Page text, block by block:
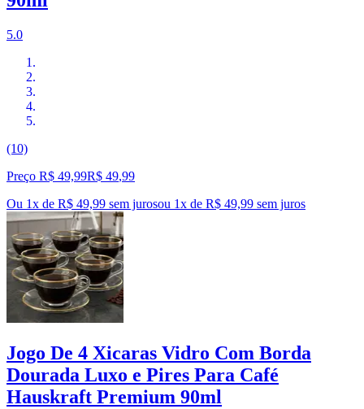
5.0
(10)
Preço R$ 49,99R$ 49,99
Ou 1x de R$ 49,99 sem jurosou 1x de R$ 49,99 sem juros
Jogo De 4 Xicaras Vidro Com Borda
Dourada Luxo e Pires Para Café
Hauskraft Premium 90ml